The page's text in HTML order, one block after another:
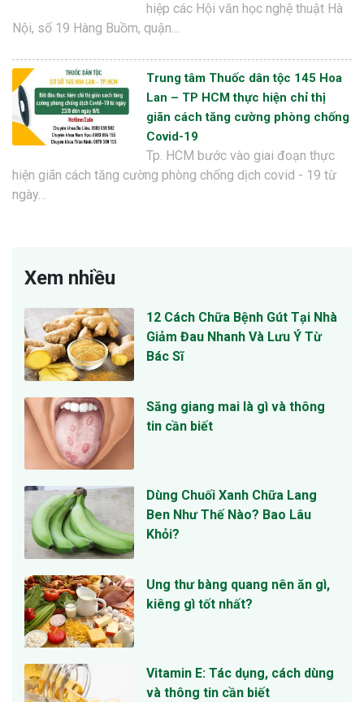
hiệp các Hội văn học nghệ thuật Hà
Nội, số 19 Hàng Buồm, quận…
Trung tâm Thuốc dân tộc 145 Hoa
Lan – TP HCM thực hiện chỉ thị
giãn cách tăng cường phòng chống
Covid-19
Tp. HCM bước vào giai đoạn thực
hiện giãn cách tăng cường phòng chống dịch covid - 19 từ
ngày…
Xem nhiều
12 Cách Chữa Bệnh Gút Tại Nhà
Giảm Đau Nhanh Và Lưu Ý Từ
Bác Sĩ
Săng giang mai là gì và thông
tin cần biết
Dùng Chuối Xanh Chữa Lang
Ben Như Thế Nào? Bao Lâu
Khỏi?
Ung thư bàng quang nên ăn gì,
kiêng gì tốt nhất?
Vitamin E: Tác dụng, cách dùng
và thông tin cần biết